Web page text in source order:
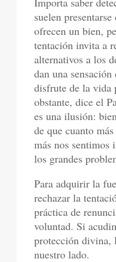
suelen
ofrecen un bien,
tentación invita a
alternativos a los
dan una
disfrute de la vida
obstante, dice el
es una ilusión:
de que cuanto
más nos sentimos
los grandes
Para adquirir la
rechazar la
práctica de
voluntad. Si
protección divina,
nuestro lado.